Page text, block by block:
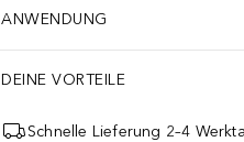
ANWENDUNG
DEINE VORTEILE
Schnelle Lieferung 2–4